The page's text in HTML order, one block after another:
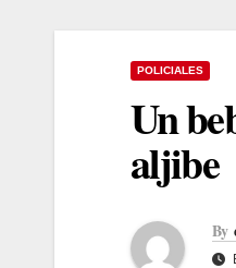
POLICIALES
Un
aljibe
By